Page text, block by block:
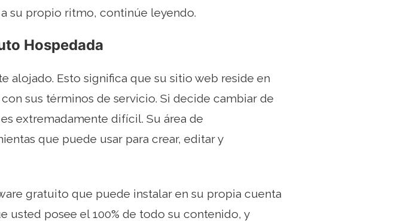
su propio ritmo, continúe leyendo.
Hospedada
alojado. Esto significa que su sitio web reside en
sus términos de servicio. Si decide cambiar de
extremadamente difícil. Su área de
que puede usar para crear, editar y
gratuito que puede instalar en su propia cuenta
usted posee el 100% de todo su contenido, y